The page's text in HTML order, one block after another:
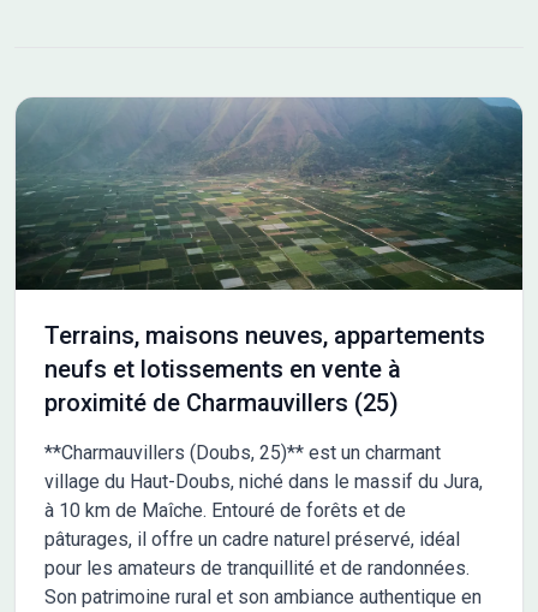
Terrains, maisons neuves, appartements
neufs et lotissements en vente à
proximité de Charmauvillers (25)
**Charmauvillers (Doubs, 25)** est un charmant
village du Haut-Doubs, niché dans le massif du Jura,
à 10 km de Maîche. Entouré de forêts et de
pâturages, il offre un cadre naturel préservé, idéal
pour les amateurs de tranquillité et de randonnées.
Son patrimoine rural et son ambiance authentique en